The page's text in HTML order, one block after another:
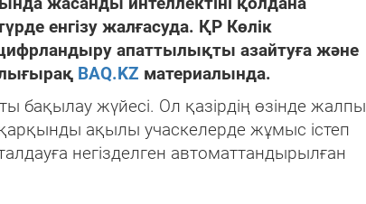
енгізу жалғасуда. ҚР Көлік
апаттылықты азайтуға және
BAQ.KZ материалында.
бақылау жүйесі. Ол қазірдің өзінде жалпы
ақылы учаскелерде жұмыс істеп
негізделген автоматтандырылған